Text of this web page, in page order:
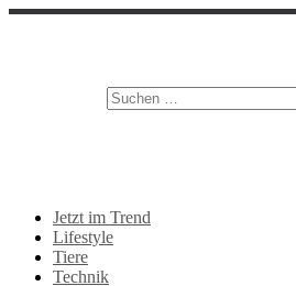
Jetzt im Trend
Lifestyle
Tiere
Technik